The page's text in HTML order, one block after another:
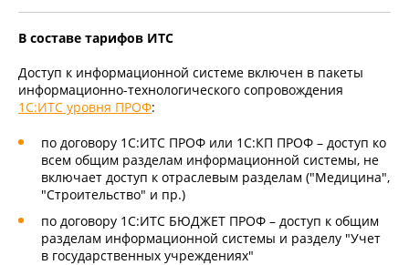
В составе тарифов ИТС
Доступ к информационной системе включен в пакеты
информационно-технологического сопровождения
1С:ИТС уровня ПРОФ:
по договору 1С:ИТС ПРОФ или 1С:КП ПРОФ – доступ ко
всем общим разделам информационной системы, не
включает доступ к отраслевым разделам ("Медицина",
"Строительство" и пр.)
по договору 1С:ИТС БЮДЖЕТ ПРОФ – доступ к общим
разделам информационной системы и разделу "Учет
в государственных учреждениях"